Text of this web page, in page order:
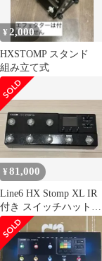
¥ 2,000
HXSTOMP スタンド
組み立て式
¥81,000
Line6 HX Stomp XL IR
付き スイッチハット付
き